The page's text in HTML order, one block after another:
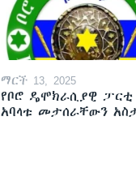
ማርች 13, 2025
የቦሮ ዴሞክራሲያዊ ፓርቲ
አባላቱ መታሰራቸውን